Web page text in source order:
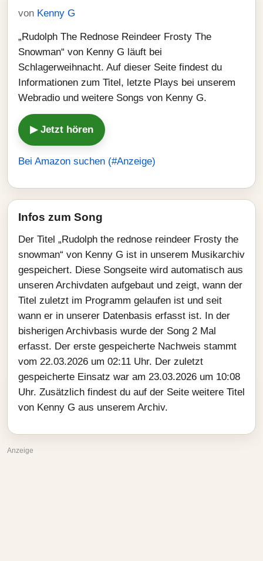
von Kenny G
„Rudolph The Rednose Reindeer Frosty The
Snowman“ von Kenny G läuft bei
Schlagerweihnacht. Auf dieser Seite findest du
Informationen zum Titel, letzte Plays bei unserem
Webradio und weitere Songs von Kenny G.
▶ Jetzt hören
Bei Amazon suchen (#Anzeige)
Infos zum Song
Der Titel „Rudolph the rednose reindeer Frosty the
snowman“ von Kenny G ist in unserem Musikarchiv
gespeichert. Diese Songseite wird automatisch aus
unseren Archivdaten aufgebaut und zeigt, wann der
Titel zuletzt im Programm gelaufen ist und seit
wann er in unserer Datenbasis erfasst ist. In der
bisherigen Archivbasis wurde der Song 2 Mal
erfasst. Der erste gespeicherte Nachweis stammt
vom 22.03.2026 um 02:11 Uhr. Der zuletzt
gespeicherte Einsatz war am 23.03.2026 um 10:08
Uhr. Zusätzlich findest du auf der Seite weitere Titel
von Kenny G aus unserem Archiv.
Anzeige